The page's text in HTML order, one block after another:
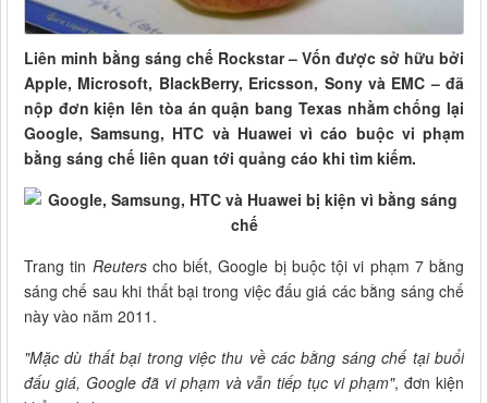
Liên minh bằng sáng chế Rockstar – Vốn được sở hữu bởi
Apple, Microsoft, BlackBerry, Ericsson, Sony và EMC – đã
nộp đơn kiện lên tòa án quận bang Texas nhằm chống lại
Google, Samsung, HTC và Huawei vì cáo buộc vi phạm
bằng sáng chế liên quan tới quảng cáo khi tìm kiếm.
Trang tin Reuterscho biết, Google bị buộc tội vi phạm 7 bằng
sáng chế sau khi thất bại trong việc đấu giá các bằng sáng chế
này vào năm 2011.
"Mặc dù thất bại trong việc thu về các bằng sáng chế tại buổi
đấu giá, Google đã vi phạm và vẫn tiếp tục vi phạm", đơn kiện